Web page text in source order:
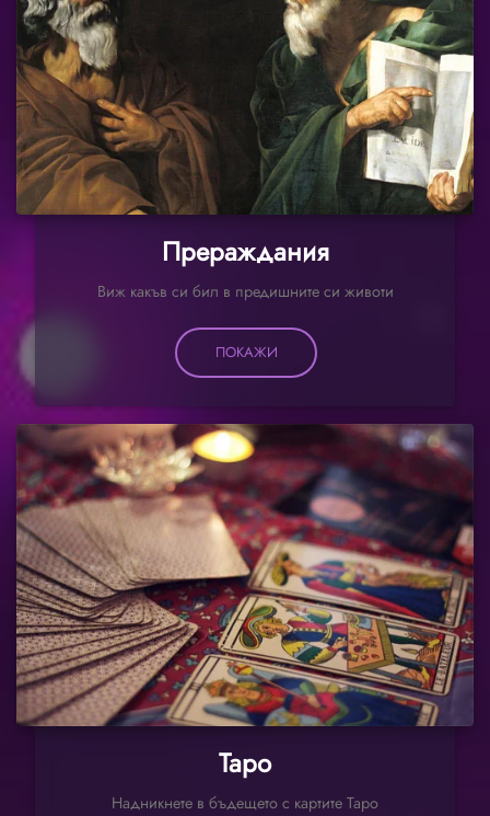
Прераждания
Виж какъв си бил в предишните си животи
ПОКАЖИ
Таро
Надникнете в бъдещето с картите Таро